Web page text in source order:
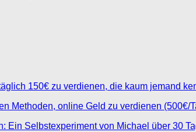
150€ zu verdienen, die kaum jemand
Methoden, online Geld zu verdienen (500€/
Ein Selbstexperiment von Michael über 30